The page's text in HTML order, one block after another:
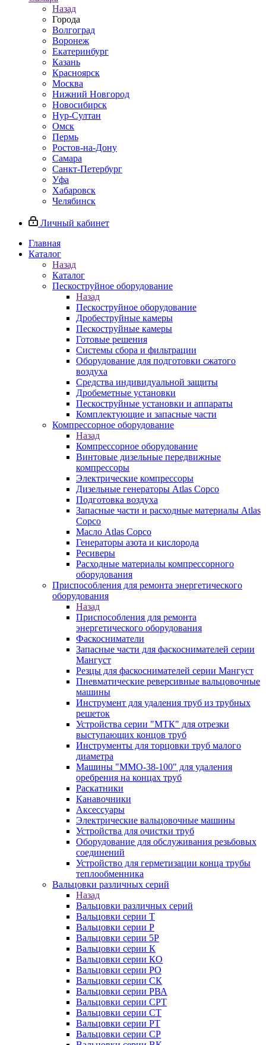
Назад
Города
Волгоград
Воронеж
Екатеринбург
Казань
Красноярск
Москва
Нижний Новгород
Новосибирск
Нур-Султан
Омск
Пермь
Ростов-на-Дону
Самара
Санкт-Петербург
Уфа
Хабаровск
Челябинск
Личный кабинет
Главная
Каталог
Назад
Каталог
Пескоструйное оборудование
Назад
Пескоструйное оборудование
Дробеструйные камеры
Пескоструйные камеры
Готовые решения
Системы сбора и фильтрации
Оборудование для подготовки сжатого
воздуха
Средства индивидуальной защиты
Дробеметные установки
Пескоструйные установки и аппараты
Комплектующие и запасные части
Компрессорное оборудование
Назад
Компрессорное оборудование
Винтовые дизельные передвижные
компрессоры
Электрические компрессоры
Дизельные генераторы Atlas Copco
Подготовка воздуха
Запасные части и расходные материалы Atlas
Copco
Масло Atlas Copco
Генераторы азота и кислорода
Ресиверы
Расходные материалы компрессорного
оборудования
Приспособления для ремонта энергетического
оборудования
Назад
Приспособления для ремонта
энергетического оборудования
Фаскосниматели
Запасные части для фаскоснимателей серии
Мангуст
Резцы для фаскоснимателей серии Мангуст
Пневматические реверсивные вальцовочные
машины
Инструмент для удаления труб из трубных
решеток
Устройства серии "МТК" для отрезки
выступающих концов труб
Инструменты для торцовки труб малого
диаметра
Машины "ММО-38-100" для удаления
оребрения на концах труб
Раскатники
Канавочники
Аксессуары
Электрические вальцовочные машины
Устройства для очистки труб
Оборудование для обслуживания резьбовых
соединений
Устройство для герметизации конца трубы
теплообменника
Вальцовки различных серий
Назад
Вальцовки различных серий
Вальцовки серии Т
Вальцовки серии Р
Вальцовки серии 5Р
Вальцовки серии К
Вальцовки серии КО
Вальцовки серии РО
Вальцовки серии СК
Вальцовки серии РВА
Вальцовки серии СРТ
Вальцовки серии СТ
Вальцовки серии РТ
Вальцовки серии СР